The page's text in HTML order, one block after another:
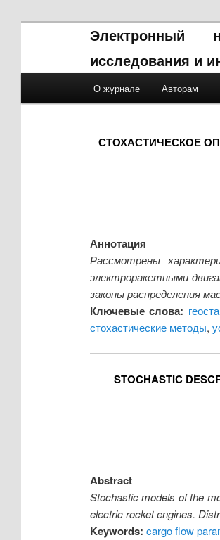
Электронный
исследования и
Skip to primary content
Skip to secondary
О журнале Авторам
СТОХАСТИЧЕСКОЕ
Аннотация
Рассмотрены
электроракетными
законы распределения
Ключевые слова:
стохастические методы,
STOCHASTIC
Abstract
Stochastic models of the
electric rocket engines.
Keywords: cargo flow